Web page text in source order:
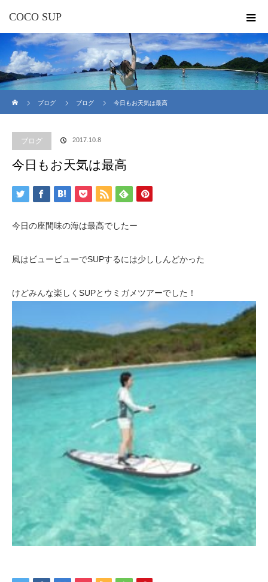
COCO SUP
ブログ
ブログ 今日もお天気は最高
ブログ 2017.10.8
今日もお天気は最高
今日の座間味の海は最高でしたー
風はビュービューでSUPするには少ししんどかった
けどみんな楽しくSUPとウミガメツアーでした！